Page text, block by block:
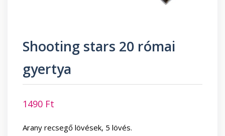
Shooting stars 20 római
gyertya
1490 Ft
Arany recsegő lövések, 5 lövés.